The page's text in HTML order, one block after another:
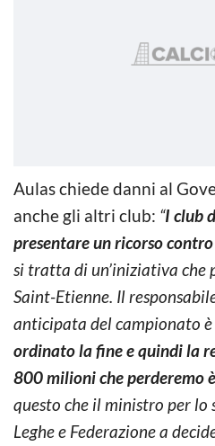
Aulas chiede danni al
anche gli altri club: “I club
presentare un ricorso
si tratta di un’iniziativa che
Saint-Etienne. Il
anticipata del campionato
ordinato la fine e quindi la
800 milioni che perderemo
questo che il ministro per lo
Leghe e Federazione a